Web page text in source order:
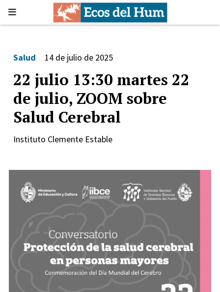
22 julio 13:30 martes 22
de julio, ZOOM sobre
Salud Cerebral
Salud 14 de julio de 2025
Instituto Clemente Estable